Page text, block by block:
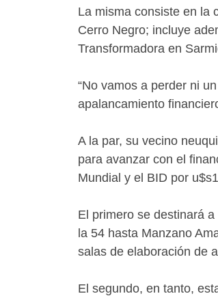
La misma consiste en la
Cerro Negro; incluye
Transformadora en
“No vamos a perder ni
apalancamiento
A la par, su vecino
para avanzar con el
Mundial y el BID por
El primero se destinará
la 54 hasta Manzano
salas de elaboración de
El segundo, en tanto,